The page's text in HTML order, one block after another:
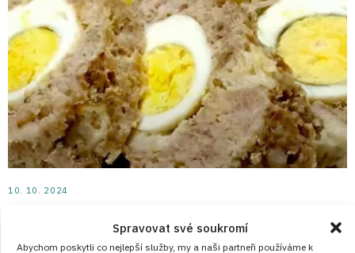
Spravovat své soukromí
Abychom poskytli co nejlepší služby, my a naši partneři používáme k
10. 10. 2024
Štefánská sekaná pečínka s bramborem a
kyselou okurkou